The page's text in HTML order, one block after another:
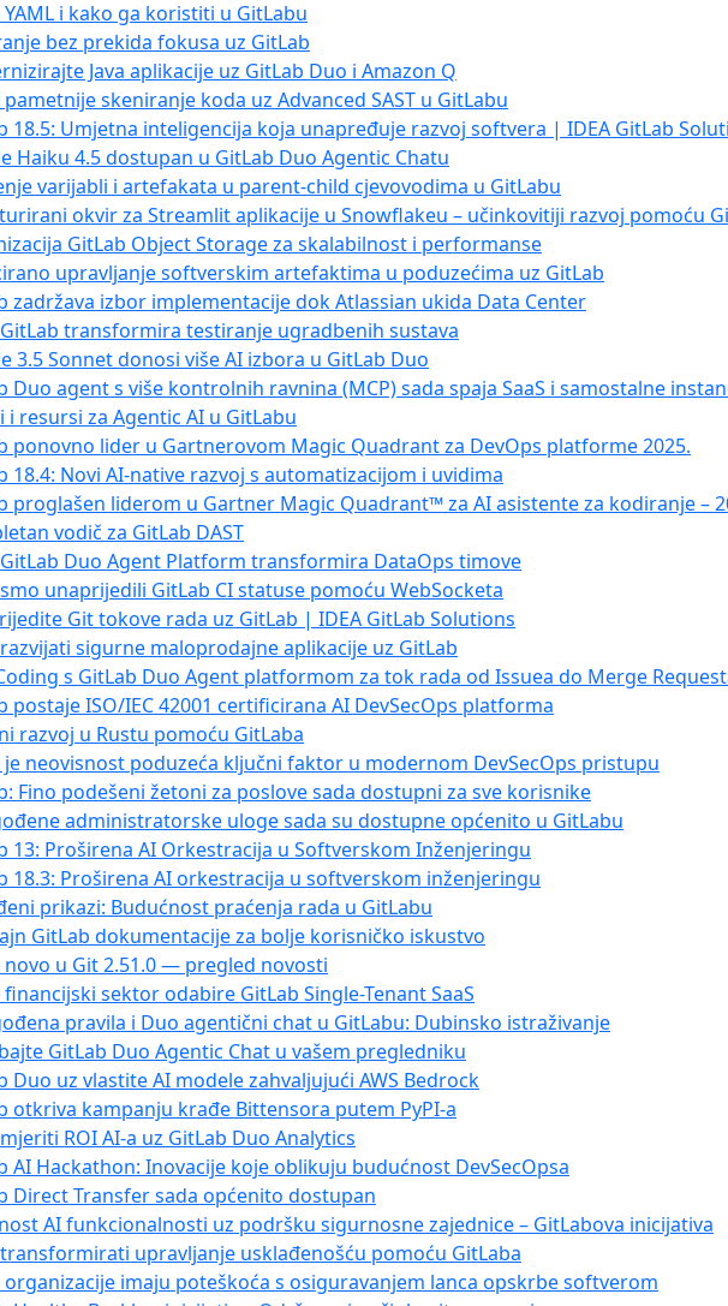
YAML i kako ga koristiti u GitLabu
bez prekida fokusa uz GitLab
Java aplikacije uz GitLab Duo i Amazon Q
pametnije skeniranje koda uz Advanced SAST u GitLabu
18.5: Umjetna inteligencija koja unapređuje razvoj softvera | IDEA GitLab
Haiku 4.5 dostupan u GitLab Duo Agentic Chatu
varijabli i artefakata u parent-child cjevovodima u GitLabu
okvir za Streamlit aplikacije u Snowflakeu – učinkovitiji razvoj pomoću
GitLab Object Storage za skalabilnost i performanse
upravljanje softverskim artefaktima u poduzećima uz GitLab
zadržava izbor implementacije dok Atlassian ukida Data Center
GitLab transformira testiranje ugradbenih sustava
3.5 Sonnet donosi više AI izbora u GitLab Duo
Duo agent s više kontrolnih ravnina (MCP) sada spaja SaaS i samostalne
i resursi za Agentic AI u GitLabu
ponovno lider u Gartnerovom Magic Quadrant za DevOps platforme 2025.
18.4: Novi AI-native razvoj s automatizacijom i uvidima
proglašen liderom u Gartner Magic Quadrant™ za AI asistente za kodiranje –
vodič za GitLab DAST
GitLab Duo Agent Platform transformira DataOps timove
unaprijedili GitLab CI statuse pomoću WebSocketa
Git tokove rada uz GitLab | IDEA GitLab Solutions
sigurne maloprodajne aplikacije uz GitLab
s GitLab Duo Agent platformom za tok rada od Issuea do Merge
postaje ISO/IEC 42001 certificirana AI DevSecOps platforma
razvoj u Rustu pomoću GitLaba
je neovisnost poduzeća ključni faktor u modernom DevSecOps pristupu
Fino podešeni žetoni za poslove sada dostupni za sve korisnike
administratorske uloge sada su dostupne općenito u GitLabu
13: Proširena AI Orkestracija u Softverskom Inženjeringu
18.3: Proširena AI orkestracija u softverskom inženjeringu
prikazi: Budućnost praćenja rada u GitLabu
GitLab dokumentacije za bolje korisničko iskustvo
novo u Git 2.51.0 — pregled novosti
financijski sektor odabire GitLab Single-Tenant SaaS
pravila i Duo agentični chat u GitLabu: Dubinsko istraživanje
GitLab Duo Agentic Chat u vašem pregledniku
Duo uz vlastite AI modele zahvaljujući AWS Bedrock
otkriva kampanju krađe Bittensora putem PyPI-a
ROI AI-a uz GitLab Duo Analytics
AI Hackathon: Inovacije koje oblikuju budućnost DevSecOpsa
Direct Transfer sada općenito dostupan
AI funkcionalnosti uz podršku sigurnosne zajednice – GitLabova inicijativa
transformirati upravljanje usklađenošću pomoću GitLaba
organizacije imaju poteškoća s osiguravanjem lanca opskrbe softverom